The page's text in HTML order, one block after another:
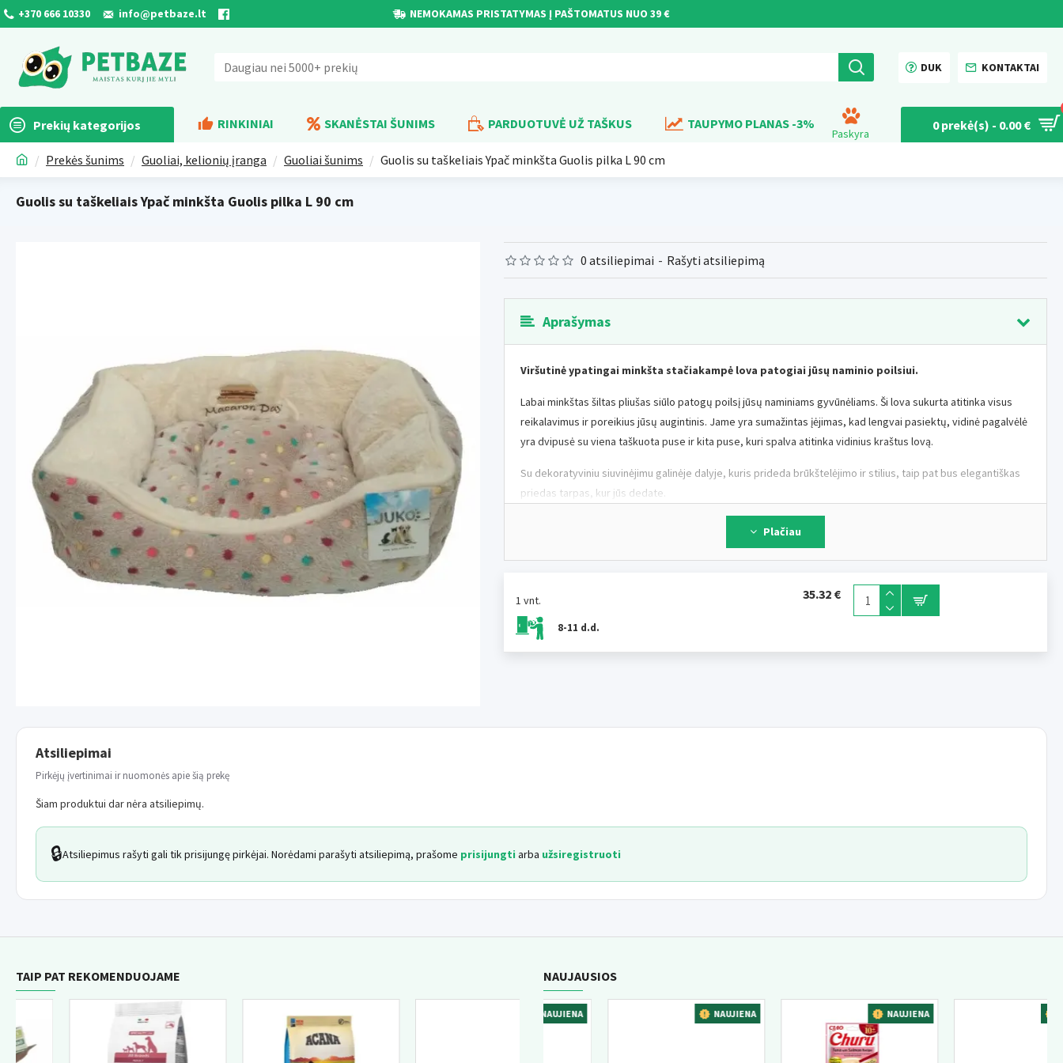
+370 666 10330 info@petbaze.lt NEMOKAMAS PRISTATYMAS Į PAŠTOMATUS NUO 39 €
DUK KONTAKTAI
Prekių kategorijos RINKINIAI SKANĖSTAI ŠUNIMS PARDUOTUVĖ UŽ TAŠKUS TAUPYMO PLANAS -3%
Paskyra
0 prekė(s) - 0.00 €
Prekės šunims Guoliai, kelionių įranga Guoliai šunims Guolis su taškeliais Ypač minkšta Guolis pilka L 90 cm
Guolis su taškeliais Ypač minkšta Guolis pilka L 90 cm
0 atsiliepimai - Rašyti atsiliepimą
1 vnt.
8-11 d.d.
35.32 €
Aprašymas
Viršutinė ypatingai minkšta stačiakampė lova patogiai jūsų naminio poilsiui.
Labai minkštas šiltas pliušas siūlo patogų poilsį jūsų naminiams gyvūnėliams. Ši lova sukurta atitinka visus
reikalavimus ir poreikius jūsų augintinis. Jame yra sumažintas įėjimas, kad lengvai pasiektų, vidinė pagalvėlė
yra dvipusė su viena taškuota puse ir kita puse, kuri spalva atitinka vidinius kraštus lovą.
Su dekoratyviniu siuvinėjimu galinėje dalyje, kuris prideda brūkštelėjimo ir stilius, taip pat bus elegantiškas
priedas tarpas, kur jūs dedate.
Lovos apatinė pusė yra neslystančią apdorojimą.
Medžiaga:
Plačiau
Atsiliepimai
Pirkėjų įvertinimai ir nuomonės apie šią prekę
Šiam produktui dar nėra atsiliepimų.
🔒Atsiliepimus rašyti gali tik prisijungę pirkėjai. Norėdami parašyti atsiliepimą, prašome prisijungti arba užsiregistruoti
TAIP PAT REKOMENDUOJAME NAUJAUSIOS
NAUJIENA NAUJIENA NAUJIENA NAUJIENA